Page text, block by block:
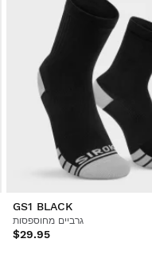
GS1 BLACK
גרביים מחוספסות
$29.95